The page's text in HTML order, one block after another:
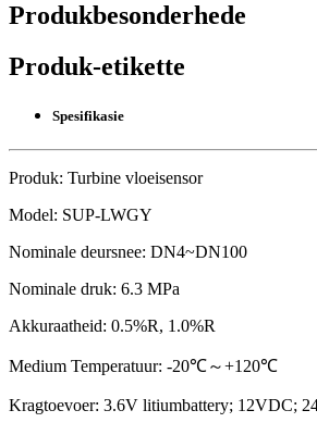
Produkbesonderhede
Produk-etikette
Spesifikasie
Produk: Turbine vloeisensor
Model: SUP-LWGY
Nominale deursnee: DN4~DN100
Nominale druk: 6.3 MPa
Akkuraatheid: 0.5%R, 1.0%R
Medium Temperatuur: -20℃～+120℃
Kragtoevoer: 3.6V litiumbattery; 12VDC;